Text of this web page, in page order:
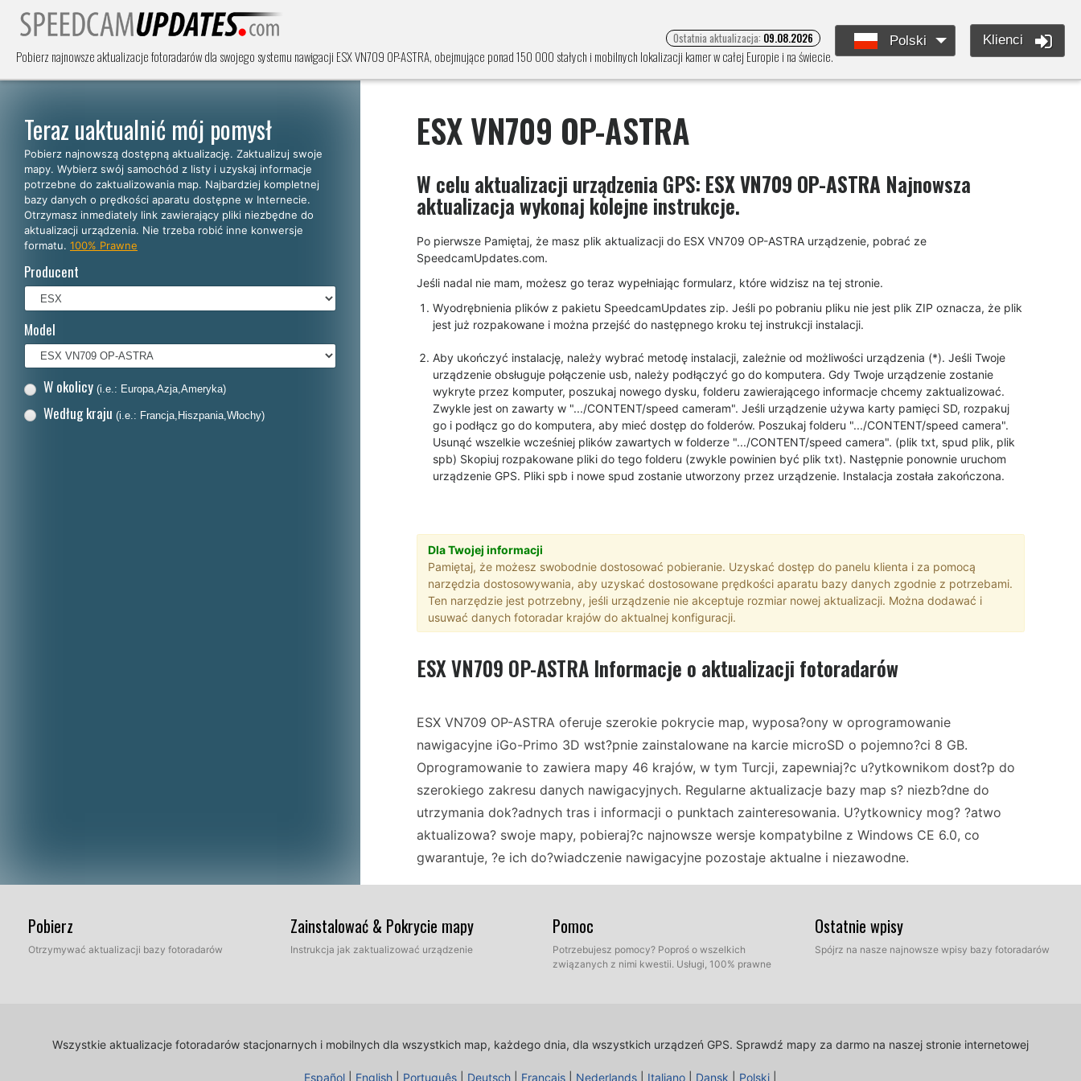
Pobierz najnowsze aktualizacje fotoradarów dla swojego systemu nawigacji ESX VN709 OP-ASTRA, obejmujące ponad 150 000 stałych i mobilnych lokalizacji kamer w całej Europie i na świecie.
Ostatnia aktualizacja: 09.08.2026 Polski Klienci
Teraz uaktualnić mój pomysł
Pobierz najnowszą dostępną aktualizację. Zaktualizuj swoje
mapy. Wybierz swój samochód z listy i uzyskaj informacje
potrzebne do zaktualizowania map. Najbardziej kompletnej
bazy danych o prędkości aparatu dostępne w Internecie.
Otrzymasz inmediately link zawierający pliki niezbędne do
aktualizacji urządzenia. Nie trzeba robić inne konwersje
formatu. 100% Prawne
Producent
Model
W okolicy (i.e.: Europa,Azja,Ameryka)
Według kraju (i.e.: Francja,Hiszpania,Włochy)
ESX VN709 OP-ASTRA
W celu aktualizacji urządzenia GPS: ESX VN709 OP-ASTRA Najnowsza
aktualizacja wykonaj kolejne instrukcje.
Po pierwsze Pamiętaj, że masz plik aktualizacji do ESX VN709 OP-ASTRA urządzenie, pobrać ze
SpeedcamUpdates.com.
Jeśli nadal nie mam, możesz go teraz wypełniając formularz, które widzisz na tej stronie.
Wyodrębnienia plików z pakietu SpeedcamUpdates zip. Jeśli po pobraniu pliku nie jest plik ZIP oznacza, że plik
jest już rozpakowane i można przejść do następnego kroku tej instrukcji instalacji.
Aby ukończyć instalację, należy wybrać metodę instalacji, zależnie od możliwości urządzenia (*). Jeśli Twoje
urządzenie obsługuje połączenie usb, należy podłączyć go do komputera. Gdy Twoje urządzenie zostanie
wykryte przez komputer, poszukaj nowego dysku, folderu zawierającego informacje chcemy zaktualizować.
Zwykle jest on zawarty w ".../CONTENT/speed cameram". Jeśli urządzenie używa karty pamięci SD, rozpakuj
go i podłącz go do komputera, aby mieć dostęp do folderów. Poszukaj folderu ".../CONTENT/speed camera".
Usunąć wszelkie wcześniej plików zawartych w folderze ".../CONTENT/speed camera". (plik txt, spud plik, plik
spb) Skopiuj rozpakowane pliki do tego folderu (zwykle powinien być plik txt). Następnie ponownie uruchom
urządzenie GPS. Pliki spb i nowe spud zostanie utworzony przez urządzenie. Instalacja została zakończona.
Dla Twojej informacji
Pamiętaj, że możesz swobodnie dostosować pobieranie. Uzyskać dostęp do panelu klienta i za pomocą
narzędzia dostosowywania, aby uzyskać dostosowane prędkości aparatu bazy danych zgodnie z potrzebami.
Ten narzędzie jest potrzebny, jeśli urządzenie nie akceptuje rozmiar nowej aktualizacji. Można dodawać i
usuwać danych fotoradar krajów do aktualnej konfiguracji.
ESX VN709 OP-ASTRA Informacje o aktualizacji fotoradarów
ESX VN709 OP-ASTRA oferuje szerokie pokrycie map, wyposa?ony w oprogramowanie
nawigacyjne iGo-Primo 3D wst?pnie zainstalowane na karcie microSD o pojemno?ci 8 GB.
Oprogramowanie to zawiera mapy 46 krajów, w tym Turcji, zapewniaj?c u?ytkownikom dost?p do
szerokiego zakresu danych nawigacyjnych. Regularne aktualizacje bazy map s? niezb?dne do
utrzymania dok?adnych tras i informacji o punktach zainteresowania. U?ytkownicy mog? ?atwo
aktualizowa? swoje mapy, pobieraj?c najnowsze wersje kompatybilne z Windows CE 6.0, co
gwarantuje, ?e ich do?wiadczenie nawigacyjne pozostaje aktualne i niezawodne.
mog? instalowa? aktualizacje za pomoc? po??czenia USB lub bezpo?rednio przez kart? microSD.
Aby rozpocz?? proces aktualizacji, wystarczy pobra? najnowsze pliki map i przenie?? je na kart?
Pobierz
Otrzymywać aktualizacji bazy fotoradarów
Zainstalować & Pokrycie mapy
Instrukcja jak zaktualizować urządzenie
Pomoc
Potrzebujesz pomocy? Poproś o wszelkich
związanych z nimi kwestii. Usługi, 100% prawne
Ostatnie wpisy
Spójrz na nasze najnowsze wpisy bazy fotoradarów
Wszystkie aktualizacje fotoradarów stacjonarnych i mobilnych dla wszystkich map, każdego dnia, dla wszystkich urządzeń GPS. Sprawdź mapy za darmo na naszej stronie internetowej
Español English Português Deutsch Français Nederlands Italiano Dansk Polski